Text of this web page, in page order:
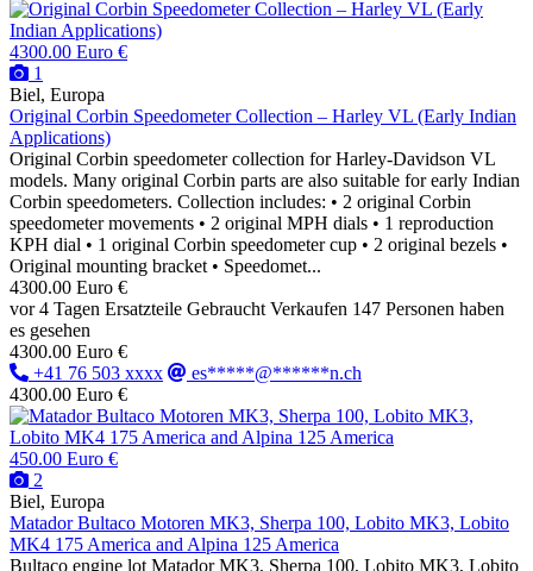
4300.00 Euro €
1
Biel, Europa
Original Corbin Speedometer Collection – Harley VL (Early Indian
Applications)
Original Corbin speedometer collection for Harley-Davidson VL
models. Many original Corbin parts are also suitable for early Indian
Corbin speedometers. Collection includes: • 2 original Corbin
speedometer movements • 2 original MPH dials • 1 reproduction
KPH dial • 1 original Corbin speedometer cup • 2 original bezels •
Original mounting bracket • Speedomet...
4300.00 Euro €
vor 4 Tagen Ersatzteile Gebraucht Verkaufen 147 Personen haben
es gesehen
4300.00 Euro €
+41 76 503 xxxx
es*****@******n.ch
4300.00 Euro €
450.00 Euro €
2
Biel, Europa
Matador Bultaco Motoren MK3, Sherpa 100, Lobito MK3, Lobito
MK4 175 America and Alpina 125 America
Bultaco engine lot Matador MK3, Sherpa 100, Lobito MK3, Lobito